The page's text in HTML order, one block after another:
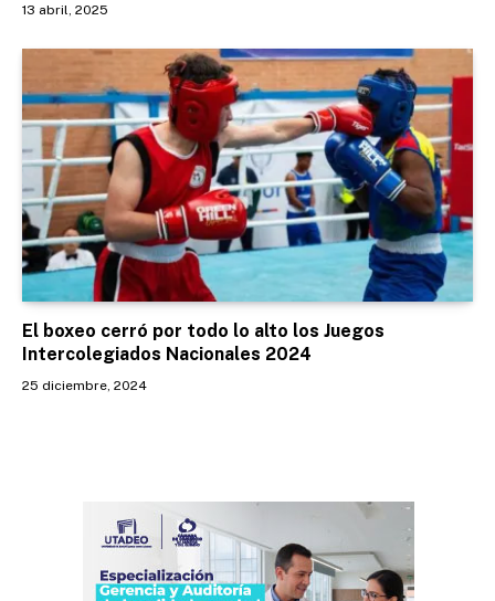
13 abril, 2025
El boxeo cerró por todo lo alto los Juegos
Intercolegiados Nacionales 2024
25 diciembre, 2024